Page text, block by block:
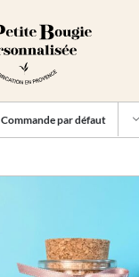
Commande par défaut